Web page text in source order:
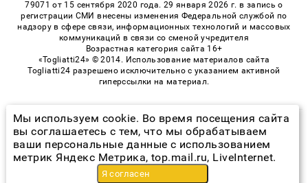
79071 от 15 сентября 2020 года. 29 января 2026 г. в запись о
регистрации СМИ внесены изменения Федеральной службой по
надзору в сфере связи, информационных технологий и массовых
коммуникаций в связи со сменой учредителя
Возрастная категория сайта 16+
«Togliatti24» © 2014. Использование материалов сайта
Togliatti24 разрешено исключительно с указанием активной
гиперссылки на материал.
© 2026 «Togliatti24» | Все права защищены
Возрастная категория сайта 16+
Политика конфиденциальности
Мы используем cookie. Во время посещения сайта
вы соглашаетесь с тем, что мы обрабатываем
ваши персональные данные с использованием
метрик Яндекс Метрика, top.mail.ru, LiveInternet.
Я согласен